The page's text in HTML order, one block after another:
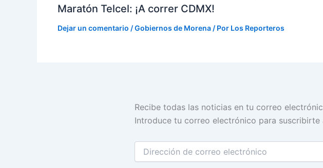
Maratón Telcel: ¡A correr CDMX!
Dejar un comentario /Gobiernos de Morena / Por Los Reporteros
Recibe todas las noticias en tu correo
Introduce tu correo electrónico para
Dirección
correo